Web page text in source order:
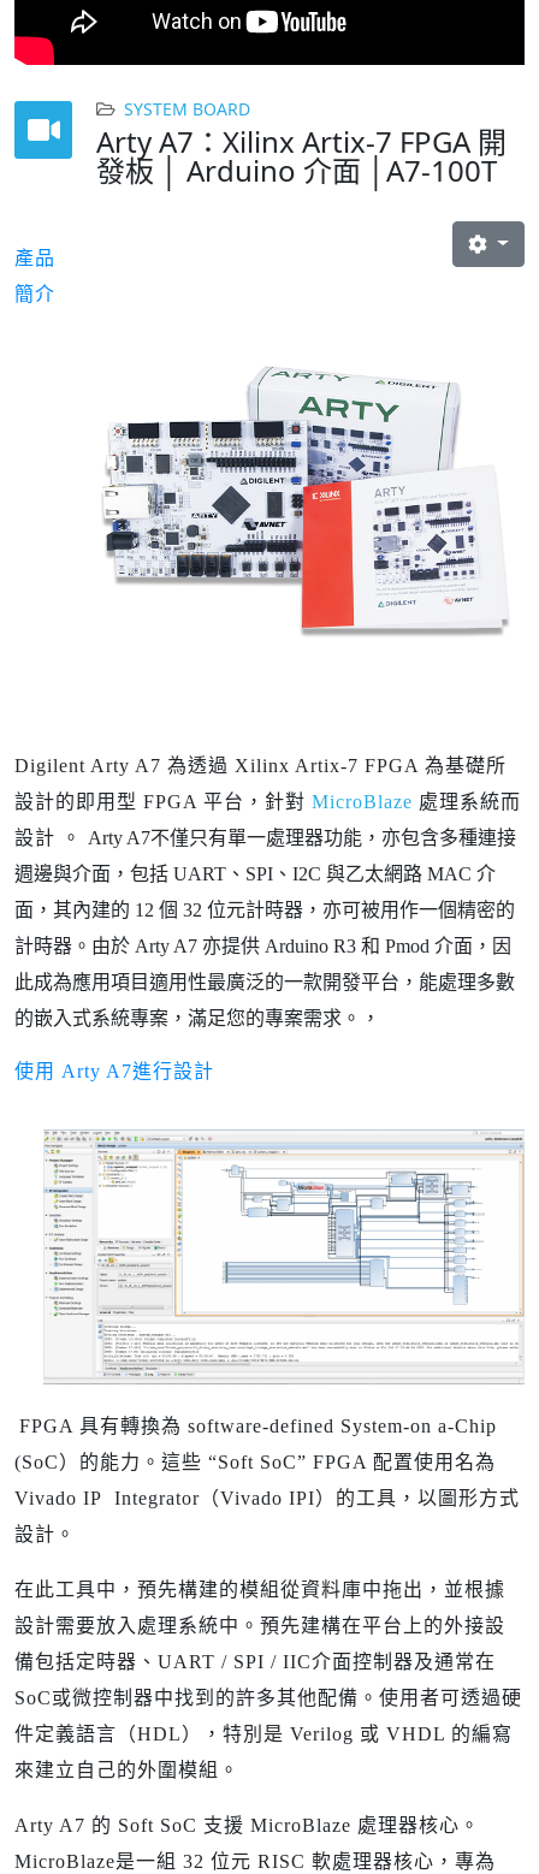
SYSTEM BOARD
Arty A7：Xilinx Artix-7 FPGA 開
發板 │ Arduino 介面 │A7-100T
產品
簡介
Digilent Arty A7 為透過 Xilinx Artix-7 FPGA 為基礎所
設計的即用型 FPGA 平台，針對 MicroBlaze 處理系統而
設計 。 Arty A7不僅只有單一處理器功能，亦包含多種連接
週邊與介面，包括 UART、SPI、I2C 與乙太網路 MAC 介
面，其內建的 12 個 32 位元計時器，亦可被用作一個精密的
計時器。 由於 Arty A7 亦提供 Arduino R3 和 Pmod 介面，因
此成為應用項目適用性最廣泛的一款開發平台，能處理多數
的嵌入式系統專案，滿足您的專案需求。
，
使用 Arty A7進行設計
FPGA 具有轉換為 software-defined System-on a-Chip
(SoC）的能力。這些 “Soft SoC” FPGA 配置使用名為
Vivado IP Integrator（Vivado IPI）的工具，以圖形方式
設計。
在此工具中，預先構建的模組從資料庫中拖出，並根據
設計需要放入處理系統中。預先建構在平台上的外接設
備包括定時器、UART / SPI / IIC介面控制器及通常在
SoC或微控制器中找到的許多其他配備。使用者可透過硬
件定義語言（HDL），特別是 Verilog 或 VHDL 的編寫
來建立自己的外圍模組。
Arty A7 的 Soft SoC 支援 MicroBlaze 處理器核心。
MicroBlaze是一組 32 位元 RISC 軟處理器核心，專為